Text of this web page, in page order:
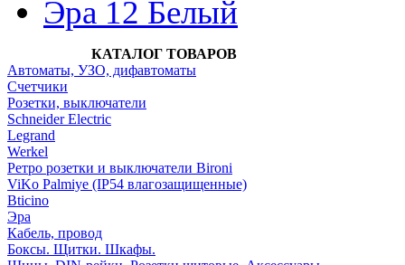
Эра 12 Белый
КАТАЛОГ ТОВАРОВ
Автоматы, УЗО, дифавтоматы
Счетчики
Розетки, выключатели
Schneider Electric
Legrand
Werkel
Ретро розетки и выключатели Bironi
ViKo Palmiye (IP54 влагозащищенные)
Bticino
Эра
Кабель, провод
Боксы. Щитки. Шкафы.